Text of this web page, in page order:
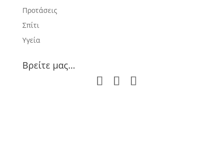
Προτάσεις
Σπίτι
Υγεία
Βρείτε μας…